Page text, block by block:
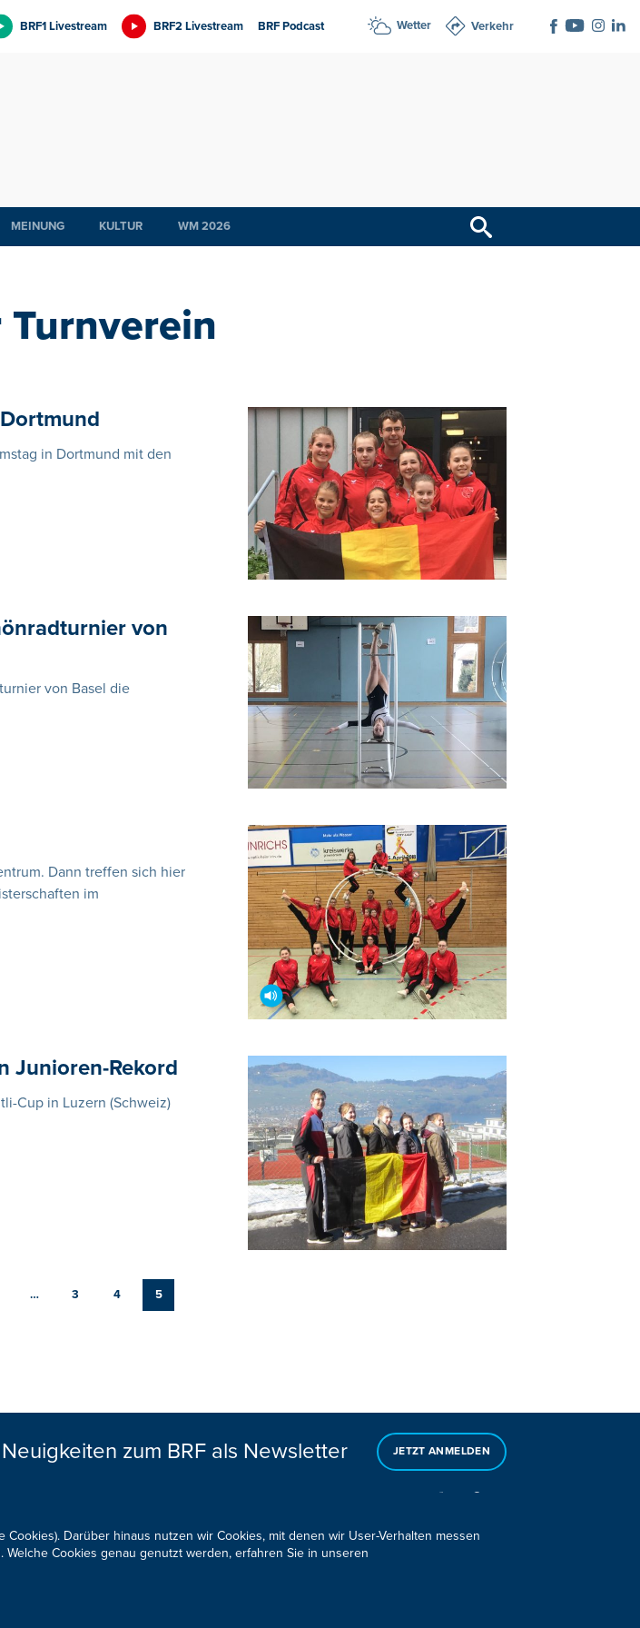
BRF1 Livestream BRF2 Livestream BRF Podcast Wetter Verkehr
MEINUNG KULTUR WM 2026
Turnverein
in Dortmund mit den
von
von Basel die
Dann treffen sich hier
im
Junioren-Rekord
Cup in Luzern (Schweiz)
… 3 4 5
Neuigkeiten zum BRF als Newsletter JETZT ANMELDEN
Darüber hinaus nutzen wir Cookies, mit denen wir User-Verhalten messen
Cookies genau genutzt werden, erfahren Sie in unseren